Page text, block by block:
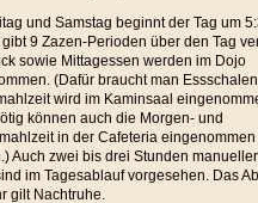
und Samstag beginnt der Tag um
gibt 9 Zazen-Perioden über den Tag
sowie Mittagessen werden im Dojo
(Dafür braucht man
wird im Kaminsaal
können auch die Morgen- und
in der Cafeteria eingenommen
Auch zwei bis drei Stunden manueller
im Tagesablauf vorgesehen. Das
gilt Nachtruhe.